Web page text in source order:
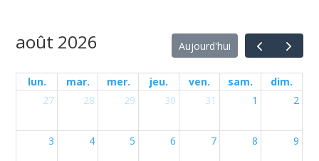
août 2026 Aujourd'hui
lun. mar. mer. jeu. ven. sam.
dim.
27
28 29 30 31 1 2
3 4 5 6 7 8 9